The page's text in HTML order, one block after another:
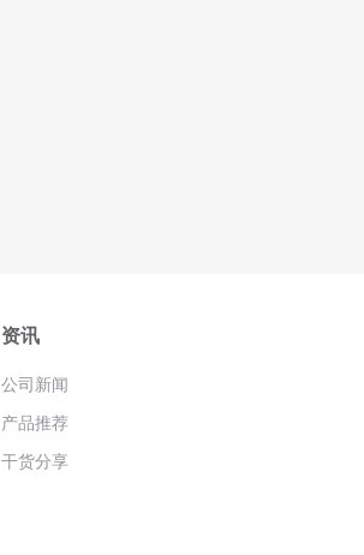
资讯
公司新闻
产品推荐
干货分享